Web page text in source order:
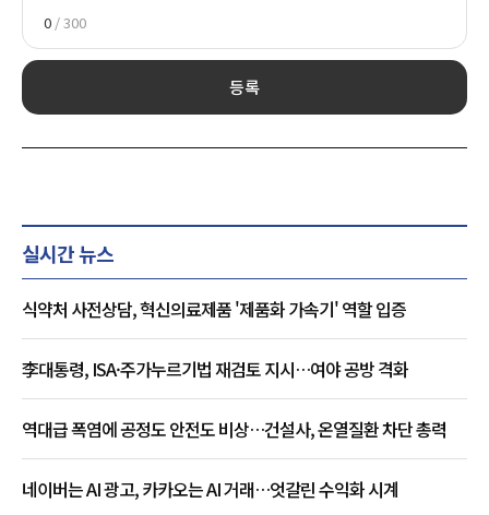
0 / 300
등록
실시간 뉴스
식약처 사전상담, 혁신의료제품 '제품화 가속기' 역할 입증
李대통령, ISA·주가누르기법 재검토 지시…여야 공방 격화
역대급 폭염에 공정도 안전도 비상…건설사, 온열질환 차단 총력
네이버는 AI 광고, 카카오는 AI 거래…엇갈린 수익화 시계